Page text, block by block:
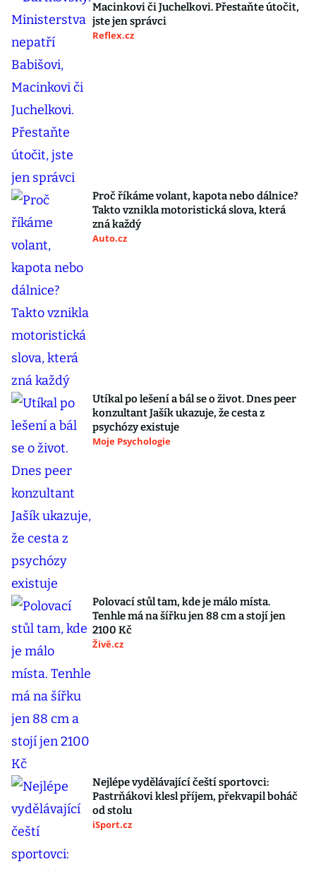
Macinkovi či Juchelkovi. Přestaňte útočit,
jste jen správci
Reflex.cz
Proč říkáme volant, kapota nebo dálnice?
Takto vznikla motoristická slova, která
zná každý
Auto.cz
Utíkal po lešení a bál se o život. Dnes peer
konzultant Jašík ukazuje, že cesta z
psychózy existuje
Moje Psychologie
Polovací stůl tam, kde je málo místa.
Tenhle má na šířku jen 88 cm a stojí jen
2100 Kč
Živě.cz
Nejlépe vydělávající čeští sportovci:
Pastrňákovi klesl příjem, překvapil boháč
od stolu
iSport.cz